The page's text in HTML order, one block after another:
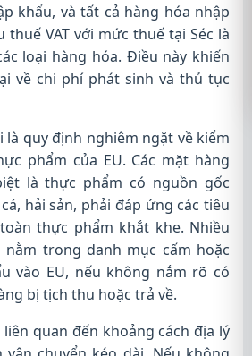
khẩu, và tất cả hàng hóa nhập
thuế VAT với mức thuế tại Séc là
loại hàng hóa. Điều này khiến
về chi phí phát sinh và thủ tục
quy định nghiêm ngặt về kiểm
phẩm của EU. Các mặt hàng
là thực phẩm có nguồn gốc
hải sản, phải đáp ứng các tiêu
thực phẩm khắt khe. Nhiều
nằm trong danh mục cấm hoặc
vào EU, nếu không nắm rõ có
bị tịch thu hoặc trả về.
quan đến khoảng cách địa lý